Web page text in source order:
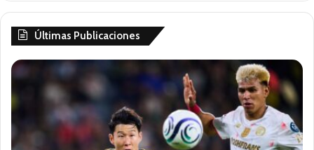
Últimas Publicaciones